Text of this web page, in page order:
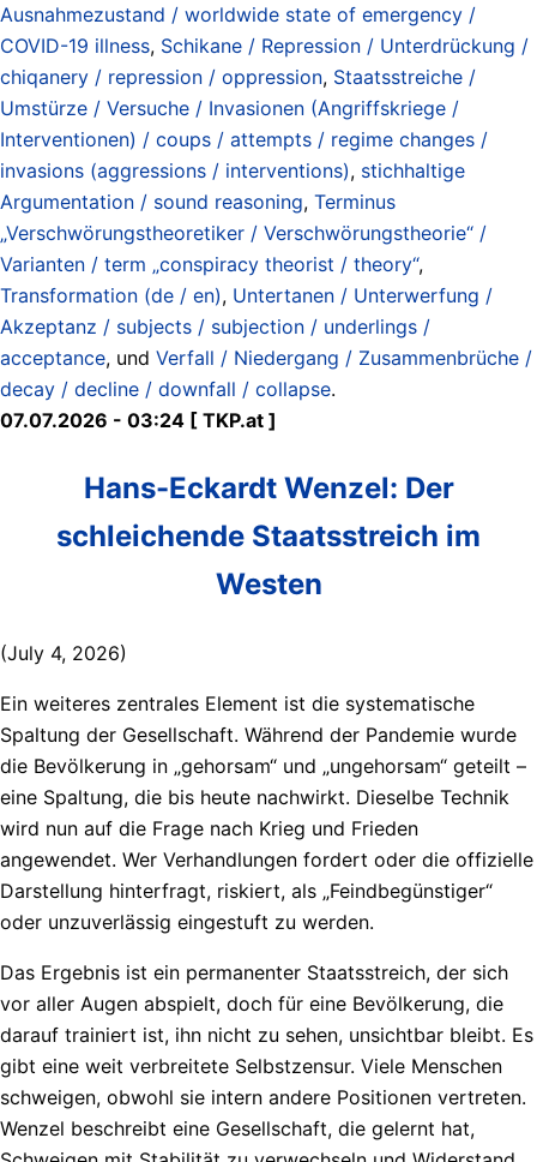
Ausnahmezustand / worldwide state of emergency /
COVID-19 illness, Schikane / Repression / Unterdrückung /
chiqanery / repression / oppression, Staatsstreiche /
Umstürze / Versuche / Invasionen (Angriffskriege /
Interventionen) / coups / attempts / regime changes /
invasions (aggressions / interventions), stichhaltige
Argumentation / sound reasoning, Terminus
„Verschwörungstheoretiker / Verschwörungstheorie“ /
Varianten / term „conspiracy theorist / theory“,
Transformation (de / en), Untertanen / Unterwerfung /
Akzeptanz / subjects / subjection / underlings /
acceptance, und Verfall / Niedergang / Zusammenbrüche /
decay / decline / downfall / collapse.
07.07.2026 - 03:24 [ TKP.at ]
Hans-Eckardt Wenzel: Der
schleichende Staatsstreich im
Westen
(July 4, 2026)
Ein weiteres zentrales Element ist die systematische
Spaltung der Gesellschaft. Während der Pandemie wurde
die Bevölkerung in „gehorsam“ und „ungehorsam“ geteilt –
eine Spaltung, die bis heute nachwirkt. Dieselbe Technik
wird nun auf die Frage nach Krieg und Frieden
angewendet. Wer Verhandlungen fordert oder die offizielle
Darstellung hinterfragt, riskiert, als „Feindbegünstiger“
oder unzuverlässig eingestuft zu werden.
Das Ergebnis ist ein permanenter Staatsstreich, der sich
vor aller Augen abspielt, doch für eine Bevölkerung, die
darauf trainiert ist, ihn nicht zu sehen, unsichtbar bleibt. Es
gibt eine weit verbreitete Selbstzensur. Viele Menschen
schweigen, obwohl sie intern andere Positionen vertreten.
Wenzel beschreibt eine Gesellschaft, die gelernt hat,